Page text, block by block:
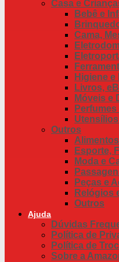
Casa e
Bebê e
Cama,
Higiene e
Livros,
Móveis e
Outros
Esporte,
Moda e
Peças e
Relógios
Outros
Ajuda
Dúvidas
Política de
Política de
Sobre a